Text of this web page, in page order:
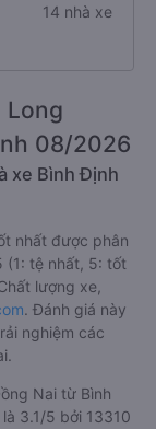
14 nhà xe
Long
08/2026
xe Bình Định
nhất được phân
(1: tệ nhất, 5: tốt
lượng xe,
. Đánh giá này
nghiệm các
Nai từ Bình
3.1/5 bởi 13310